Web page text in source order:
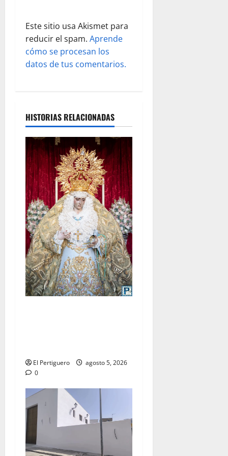
s
Este sitio usa Akismet para
reducir el spam. Aprende
cómo se procesan los
datos de tus comentarios.
HISTORIAS RELACIONADAS
El Pertiguero
agosto 5, 2026
0